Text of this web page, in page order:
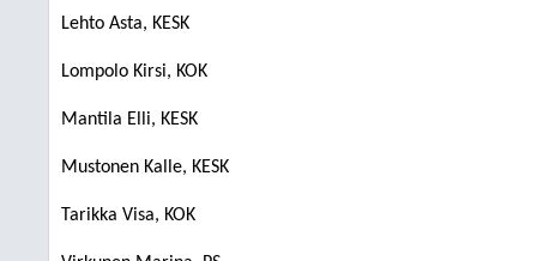
Lehto Asta, KESK
Lompolo Kirsi, KOK
Mantila Elli, KESK
Mustonen Kalle, KESK
Tarikka Visa, KOK